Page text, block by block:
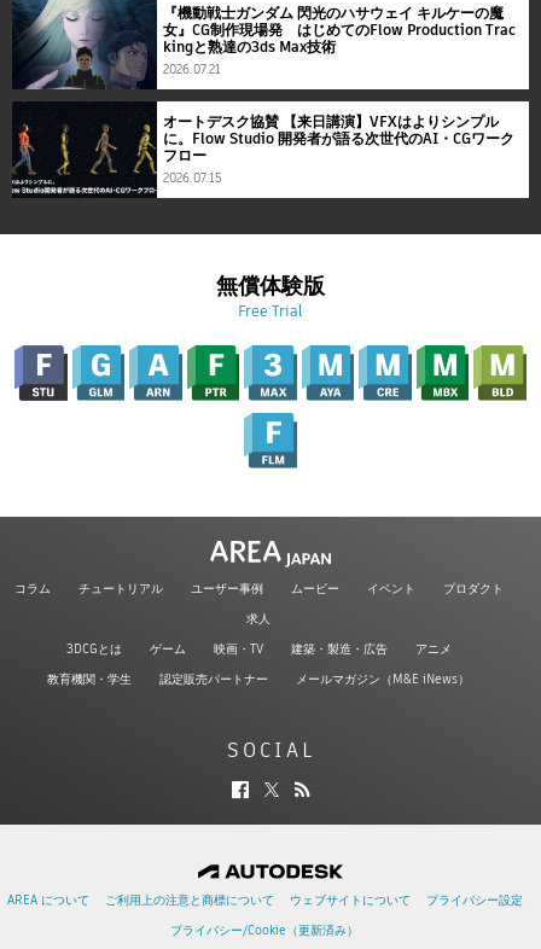
『機動戦士ガンダム 閃光のハサウェイ キルケーの魔
女』CG制作現場発 はじめてのFlow Production Trac
kingと熟達の3ds Max技術
2026.07.21
オートデスク協賛 【来日講演】VFXはよりシンプル
に。Flow Studio 開発者が語る次世代のAI・CGワーク
フロー
2026.07.15
無償体験版
Free Trial
コラム チュートリアル ユーザー事例 ムービー イベント
プロダクト
求人
3DCGとは
ゲーム 映画・TV 建築・製造・広告
アニメ
教育機関・学生
認定販売パートナー メールマガジン（M&E iNews）
SOCIAL
AREA について ご利用上の注意と商標について ウェブサイトについて
プライバシー設定
プライバシー/Cookie（更新済み）